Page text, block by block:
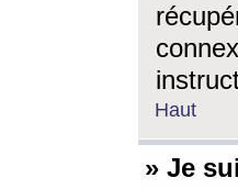
Haut
» Je